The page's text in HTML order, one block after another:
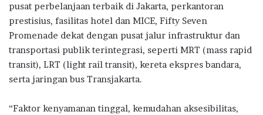
pusat perbelanjaan terbaik di Jakarta, perkantoran
prestisius, fasilitas hotel dan MICE, Fifty Seven
Promenade dekat dengan pusat jalur infrastruktur dan
transportasi publik terintegrasi, seperti MRT (mass rapid
transit), LRT (light rail transit), kereta ekspres bandara,
serta jaringan bus Transjakarta.
“Faktor kenyamanan tinggal, kemudahan aksesibilitas,